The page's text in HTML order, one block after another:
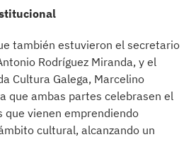
también estuvieron el secretario
Rodríguez Miranda, y el
Cultura Galega, Marcelino
que ambas partes celebrasen el
vienen emprendiendo
cultural, alcanzando un